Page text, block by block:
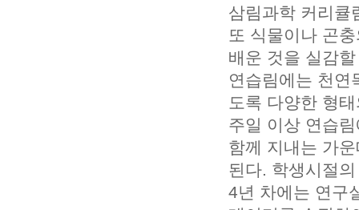
삼림과학 커리큘
또 식물이나 곤
배운 것을 실감
연습림에는 천연
도록 다양한 형
주일 이상 연습
함께 지내는 가
된다. 학생시절
4년 차에는 연구